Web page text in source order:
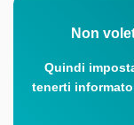
Non
Quindi
tenerti